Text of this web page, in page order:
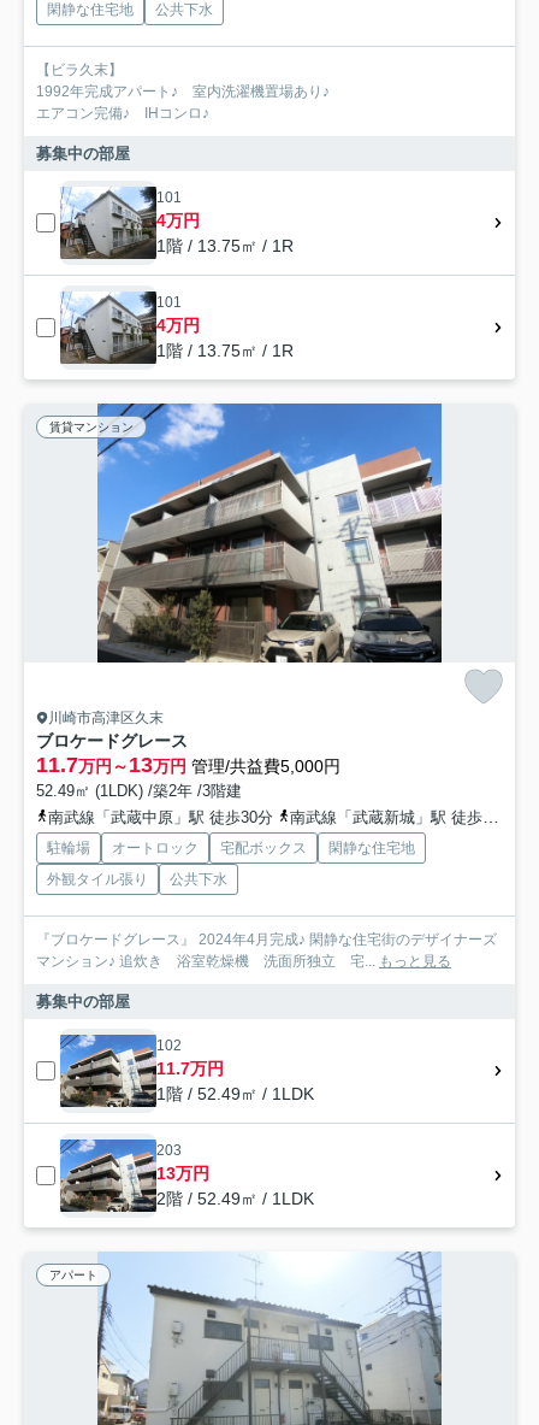
閑静な住宅地 公共下水
【ビラ久末】
1992年完成アパート♪ 室内洗濯機置場あり♪
エアコン完備♪ IHコンロ♪
募集中の部屋
101
4万円
1階 / 13.75㎡ / 1R
101
4万円
1階 / 13.75㎡ / 1R
賃貸マンション
川崎市高津区久末
ブロケードグレース
11.7万円～13万円 管理/共益費5,000円
52.49㎡ (1LDK) /築2年 /3階建
南武線「武蔵中原」駅 徒歩30分
南武線「武蔵新城」駅 徒歩31分
駐輪場 オートロック 宅配ボックス
閑静な住宅地
外観タイル張り
公共下水
『ブロケードグレース』 2024年4月完成♪ 閑静な住宅街のデザイナーズ
マンション♪ 追炊き 浴室乾燥機 洗面所独立 宅... もっと見る
募集中の部屋
102
11.7万円
1階 / 52.49㎡ / 1LDK
203
13万円
2階 / 52.49㎡ / 1LDK
アパート